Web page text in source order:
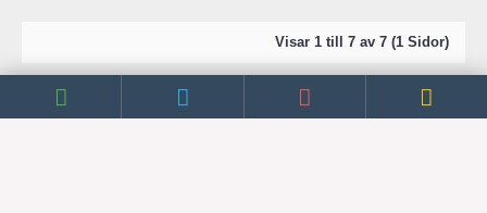
Visar 1 till 7 av 7 (1 Sidor)